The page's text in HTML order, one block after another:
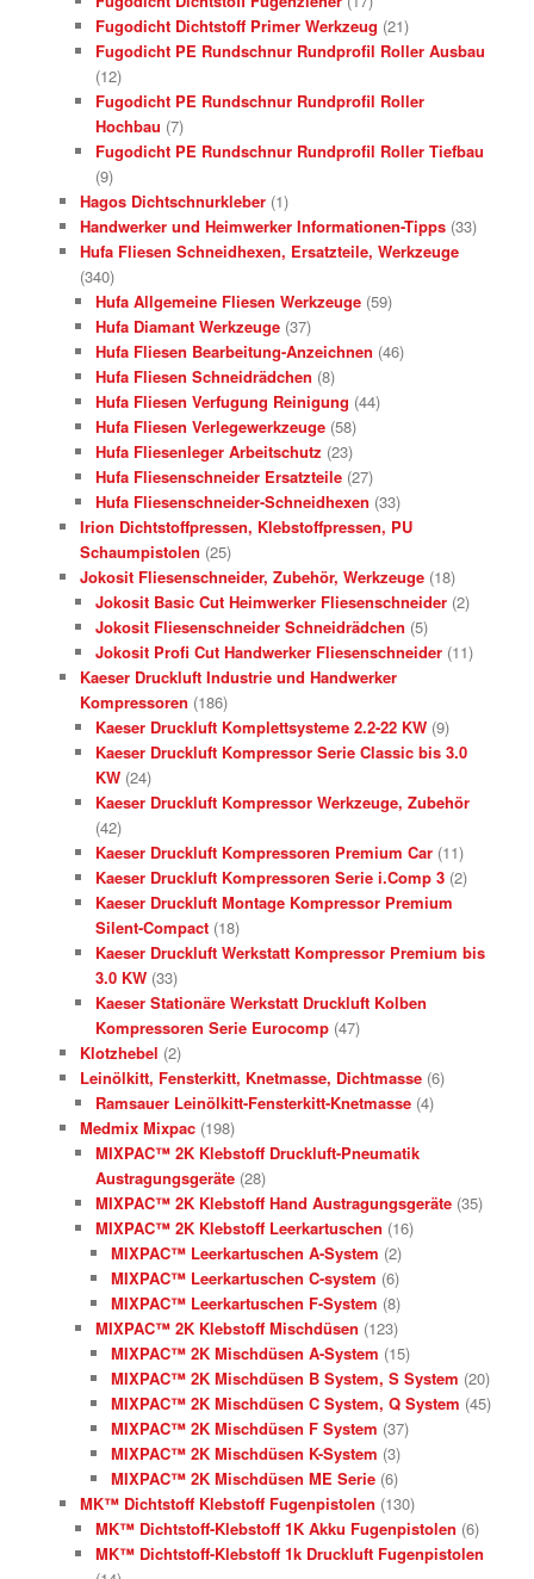
Fugodicht Dichtstoff Primer Werkzeug (21)
Fugodicht PE Rundschnur Rundprofil Roller Ausbau
(12)
Fugodicht PE Rundschnur Rundprofil Roller
Hochbau (7)
Fugodicht PE Rundschnur Rundprofil Roller Tiefbau
(9)
Hagos Dichtschnurkleber (1)
Handwerker und Heimwerker Informationen-Tipps (33)
Hufa Fliesen Schneidhexen, Ersatzteile, Werkzeuge
(340)
Hufa Allgemeine Fliesen Werkzeuge (59)
Hufa Diamant Werkzeuge (37)
Hufa Fliesen Bearbeitung-Anzeichnen (46)
Hufa Fliesen Schneidrädchen (8)
Hufa Fliesen Verfugung Reinigung (44)
Hufa Fliesen Verlegewerkzeuge (58)
Hufa Fliesenleger Arbeitschutz (23)
Hufa Fliesenschneider Ersatzteile (27)
Hufa Fliesenschneider-Schneidhexen (33)
Irion Dichtstoffpressen, Klebstoffpressen, PU
Schaumpistolen (25)
Jokosit Fliesenschneider, Zubehör, Werkzeuge (18)
Jokosit Basic Cut Heimwerker Fliesenschneider (2)
Jokosit Fliesenschneider Schneidrädchen (5)
Jokosit Profi Cut Handwerker Fliesenschneider (11)
Kaeser Druckluft Industrie und Handwerker
Kompressoren (186)
Kaeser Druckluft Komplettsysteme 2.2-22 KW (9)
Kaeser Druckluft Kompressor Serie Classic bis 3.0
KW (24)
Kaeser Druckluft Kompressor Werkzeuge, Zubehör
(42)
Kaeser Druckluft Kompressoren Premium Car (11)
Kaeser Druckluft Kompressoren Serie i.Comp 3 (2)
Kaeser Druckluft Montage Kompressor Premium
Silent-Compact (18)
Kaeser Druckluft Werkstatt Kompressor Premium bis
3.0 KW (33)
Kaeser Stationäre Werkstatt Druckluft Kolben
Kompressoren Serie Eurocomp (47)
Klotzhebel (2)
Leinölkitt, Fensterkitt, Knetmasse, Dichtmasse (6)
Ramsauer Leinölkitt-Fensterkitt-Knetmasse (4)
Medmix Mixpac (198)
MIXPAC™ 2K Klebstoff Druckluft-Pneumatik
Austragungsgeräte (28)
MIXPAC™ 2K Klebstoff Hand Austragungsgeräte (35)
MIXPAC™ 2K Klebstoff Leerkartuschen (16)
MIXPAC™ Leerkartuschen A-System (2)
MIXPAC™ Leerkartuschen C-system (6)
MIXPAC™ Leerkartuschen F-System (8)
MIXPAC™ 2K Klebstoff Mischdüsen (123)
MIXPAC™ 2K Mischdüsen A-System (15)
MIXPAC™ 2K Mischdüsen B System, S System (20)
MIXPAC™ 2K Mischdüsen C System, Q System (45)
MIXPAC™ 2K Mischdüsen F System (37)
MIXPAC™ 2K Mischdüsen K-System (3)
MIXPAC™ 2K Mischdüsen ME Serie (6)
MK™ Dichtstoff Klebstoff Fugenpistolen (130)
MK™ Dichtstoff-Klebstoff 1K Akku Fugenpistolen (6)
MK™ Dichtstoff-Klebstoff 1k Druckluft Fugenpistolen